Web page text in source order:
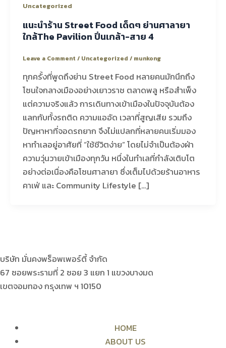
Uncategorized
แนะนำร้าน Street Food เด็ดๆ ย่านศาลายา
ใกล้The Pavilion ปิ่นเกล้า-สาย 4
Leave a Comment/ Uncategorized / munkong
ทุกครั้งที่พูดถึงย่าน Street Food หลายคนมักนึกถึง
โซนใจกลางเมืองอย่างเยาวราช ตลาดพลู หรือสำเพ็ง
แต่ความจริงแล้ว การเดินทางเข้าเมืองในปัจจุบันต้อง
แลกกับทั้งรถติด ความแออัด เวลาที่สูญเสีย รวมถึง
ปัญหาหาที่จอดรถยาก จึงไม่แปลกที่หลายคนเริ่มมอง
หาทำเลอยู่อาศัยที่ “ใช้ชีวิตง่าย” โดยไม่จำเป็นต้องฝ่า
ความวุ่นวายเข้าเมืองทุกวัน หนึ่งในทำเลที่กำลังเติบโต
อย่างต่อเนื่องคือโซนศาลายา ซึ่งเต็มไปด้วยร้านอาหาร
คาเฟ่ และ Community Lifestyle […]
บริษัท มั่นคงพร็อพเพอร์ตี้ จำกัด
67 ซอยพระรามที่ 2 ซอย 3 แยก 1 แขวงบางมด
เขตจอมทอง กรุงเทพ ฯ 10150
HOME
ABOUT US